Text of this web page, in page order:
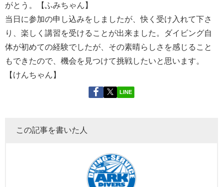
がとう。【ふみちゃん】
当日に参加の申し込みをしましたが、快く受け入れて下さ
り、楽しく講習を受けることが出来ました。ダイビング自
体が初めての経験でしたが、その素晴らしさを感じること
もできたので、機会を見つけて挑戦したいと思います。
【けんちゃん】
LINE
この記事を書いた人